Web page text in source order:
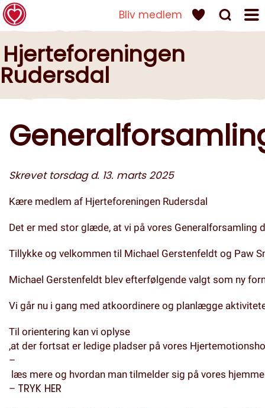
Bliv medlem
Hjerteforeningen
Rudersdal
Skrevet torsdag d. 13. marts 2025
Kære medlem af Hjerteforeningen Rudersdal
Det er med stor glæde, at vi på vores Generalforsamling
Tillykke og velkommen til Michael Gerstenfeldt og Paw
Michael Gerstenfeldt blev efterfølgende valgt som ny
Vi går nu i gang med atkoordinere og planlægge
Til orientering kan vi oplyse
,at der fortsat er ledige pladser på vores
–
læs mere og hvordan man tilmelder sig på vores
– TRYK HER